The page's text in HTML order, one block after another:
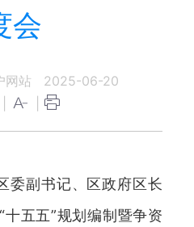
会
网站
2025-06-20
副书记、区政府区长
五五”规划编制暨争资